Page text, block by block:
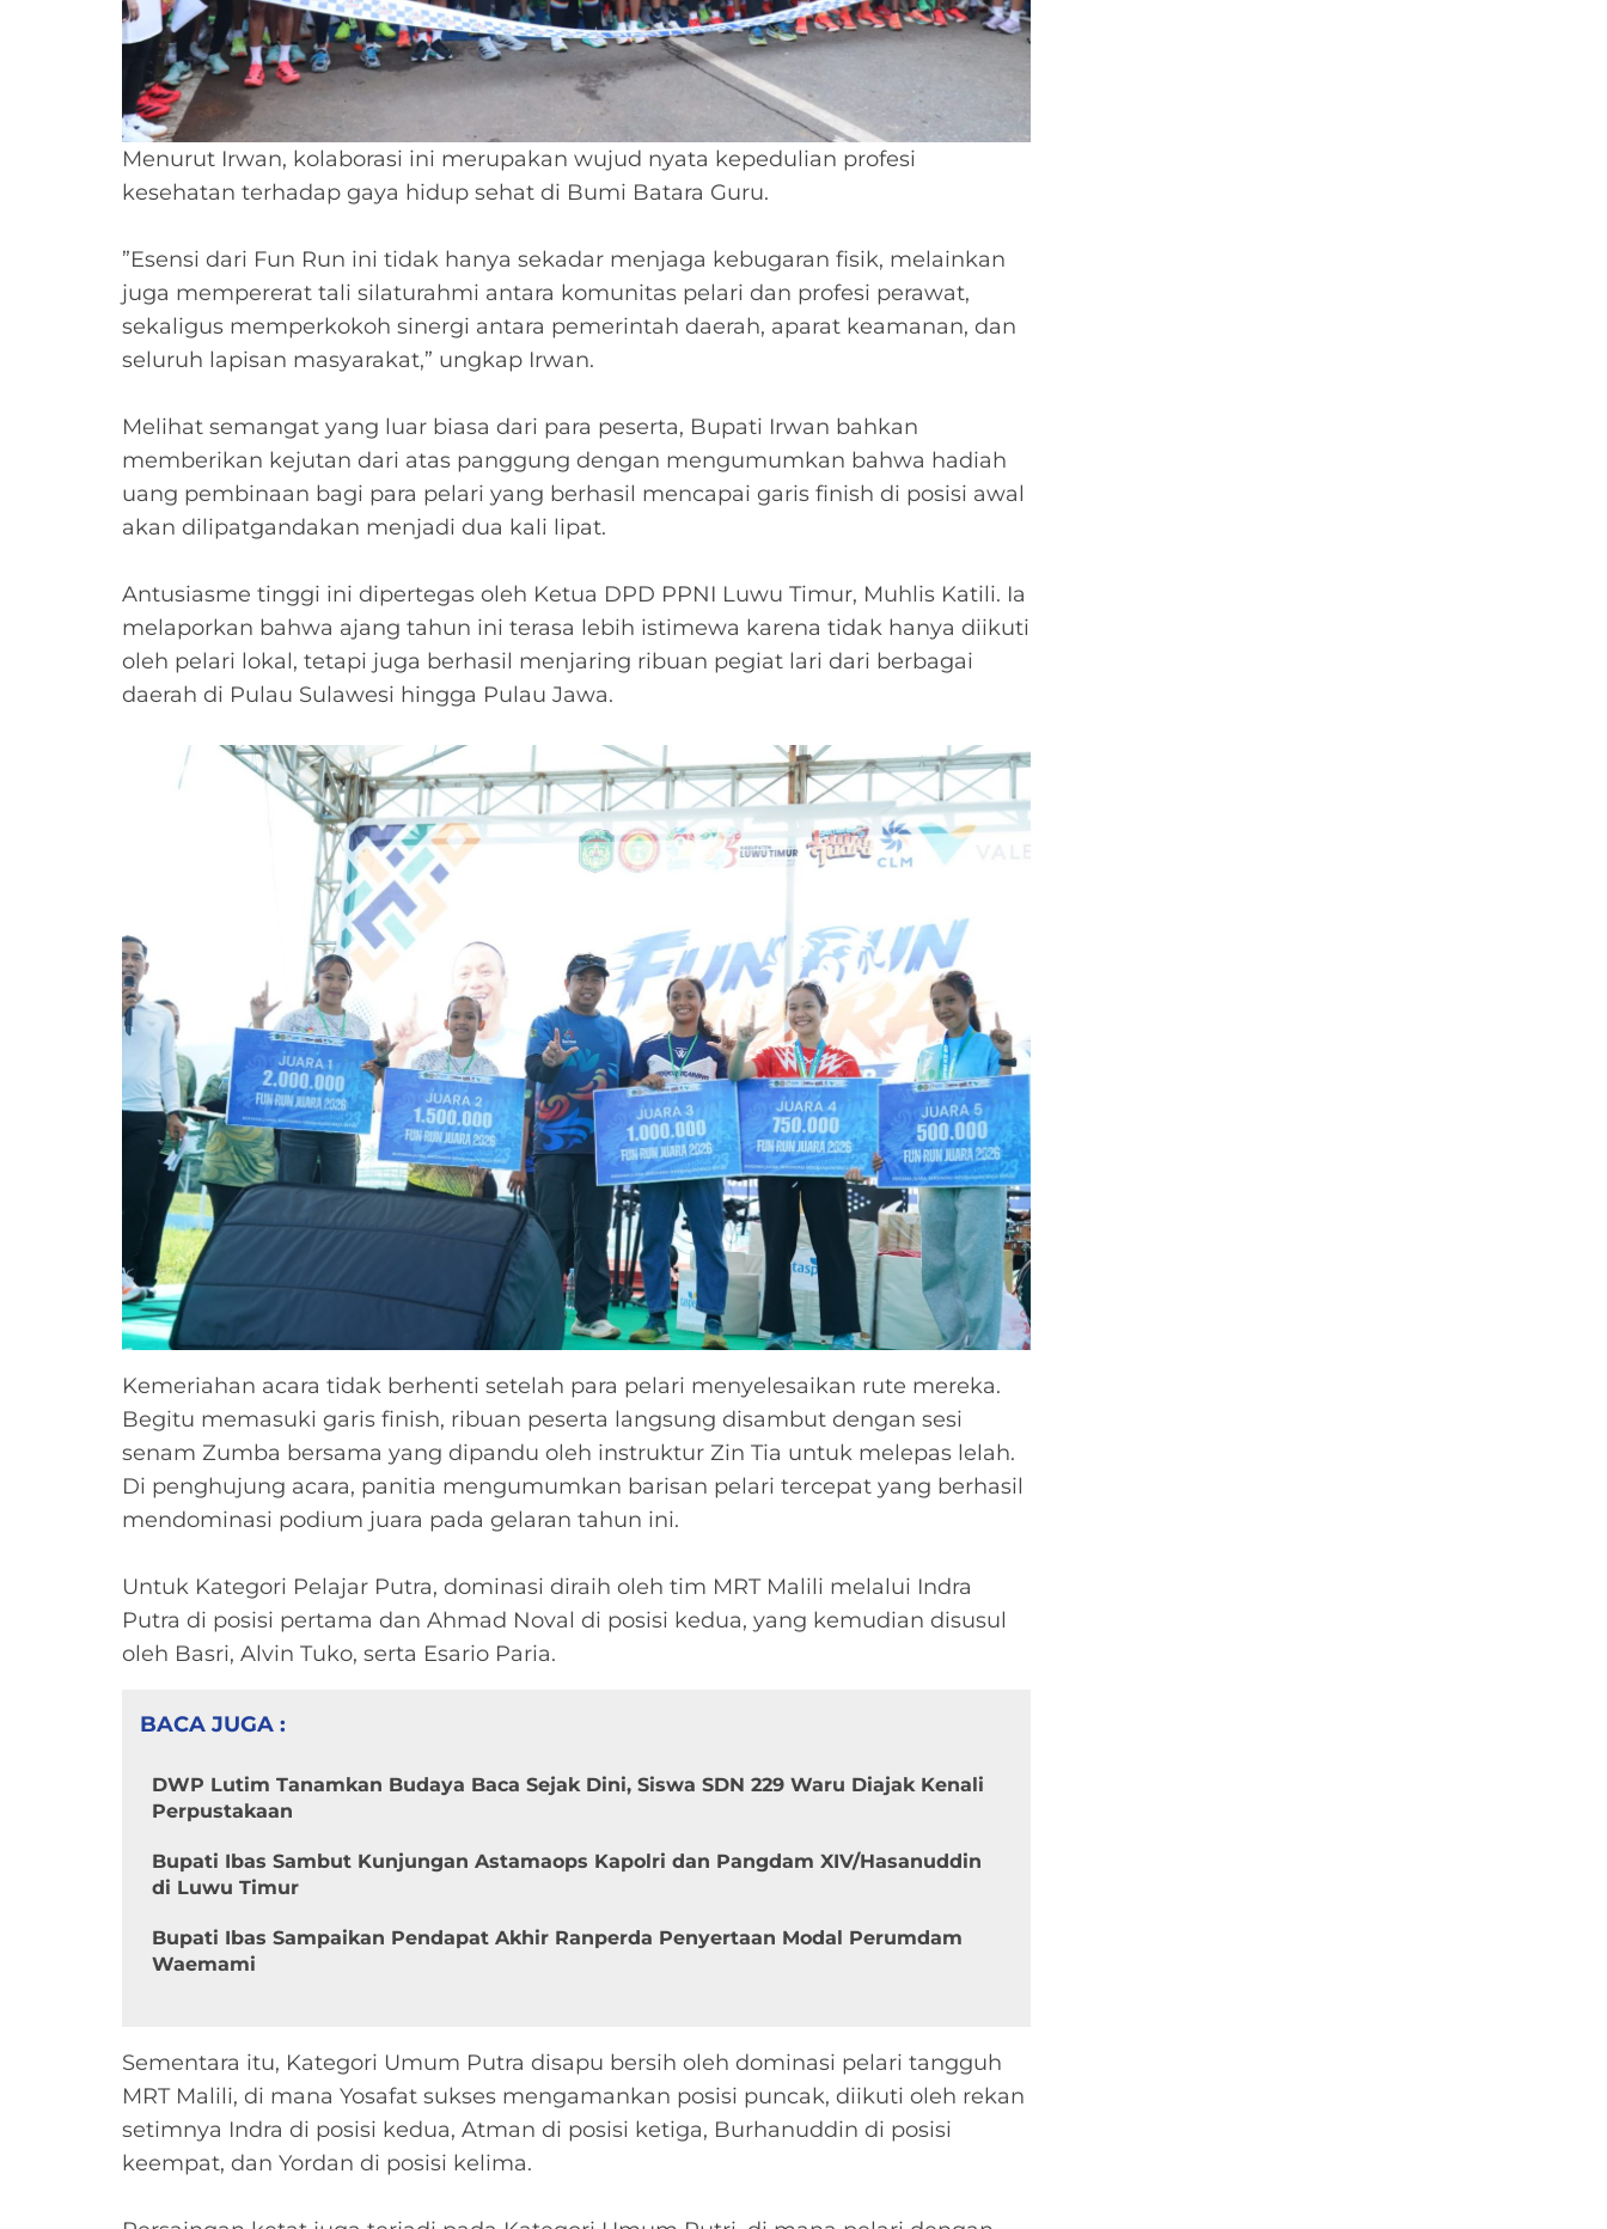
Menurut Irwan, kolaborasi ini merupakan wujud nyata kepedulian profesi
kesehatan terhadap gaya hidup sehat di Bumi Batara Guru.
‎”Esensi dari Fun Run ini tidak hanya sekadar menjaga kebugaran fisik, melainkan
juga mempererat tali silaturahmi antara komunitas pelari dan profesi perawat,
sekaligus memperkokoh sinergi antara pemerintah daerah, aparat keamanan, dan
seluruh lapisan masyarakat,” ungkap Irwan.
‎Melihat semangat yang luar biasa dari para peserta, Bupati Irwan bahkan
memberikan kejutan dari atas panggung dengan mengumumkan bahwa hadiah
uang pembinaan bagi para pelari yang berhasil mencapai garis finish di posisi awal
akan dilipatgandakan menjadi dua kali lipat.
‎Antusiasme tinggi ini dipertegas oleh Ketua DPD PPNI Luwu Timur, Muhlis Katili. Ia
melaporkan bahwa ajang tahun ini terasa lebih istimewa karena tidak hanya diikuti
oleh pelari lokal, tetapi juga berhasil menjaring ribuan pegiat lari dari berbagai
daerah di Pulau Sulawesi hingga Pulau Jawa.
Kemeriahan acara tidak berhenti setelah para pelari menyelesaikan rute mereka.
Begitu memasuki garis finish, ribuan peserta langsung disambut dengan sesi
senam Zumba bersama yang dipandu oleh instruktur Zin Tia untuk melepas lelah.
Di penghujung acara, panitia mengumumkan barisan pelari tercepat yang berhasil
mendominasi podium juara pada gelaran tahun ini.
‎Untuk Kategori Pelajar Putra, dominasi diraih oleh tim MRT Malili melalui Indra
Putra di posisi pertama dan Ahmad Noval di posisi kedua, yang kemudian disusul
oleh Basri, Alvin Tuko, serta Esario Paria.
BACA JUGA :
DWP Lutim Tanamkan Budaya Baca Sejak Dini, Siswa SDN 229 Waru Diajak Kenali
Perpustakaan
Bupati Ibas Sambut Kunjungan Astamaops Kapolri dan Pangdam XIV/Hasanuddin
di Luwu Timur
Bupati Ibas Sampaikan Pendapat Akhir Ranperda Penyertaan Modal Perumdam
Waemami
Sementara itu, Kategori Umum Putra disapu bersih oleh dominasi pelari tangguh
MRT Malili, di mana Yosafat sukses mengamankan posisi puncak, diikuti oleh rekan
setimnya Indra di posisi kedua, Atman di posisi ketiga, Burhanuddin di posisi
keempat, dan Yordan di posisi kelima.